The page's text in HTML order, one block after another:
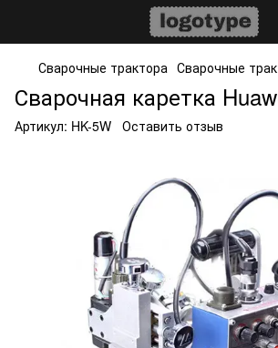
Сварочные трактора Сварочные
Сварочная каретка
Артикул: HK-5W Оставить отзыв